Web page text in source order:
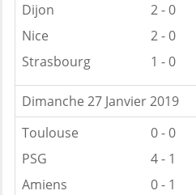
Dijon
Nice
Strasbourg
2 - 0
2 - 0
1 - 0
Dimanche 27 Janvier 2019
Toulouse
PSG
Amiens
0 - 0
4 - 1
0 - 1